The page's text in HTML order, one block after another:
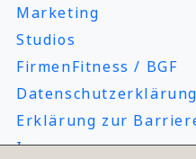
sind.
LESEN
Verletzungsrisiko und
elastischer. Hier
Seilspringen zum
Marketing
Studios
FirmenFitness / BGF
Datenschutzerklärung
Erklärung zur
Impressum